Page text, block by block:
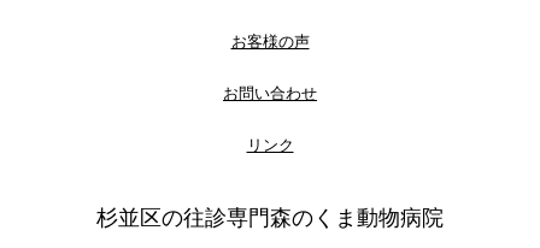
お客様の声
お問い合わせ
リンク
杉並区の往診専門森のくま動物病院